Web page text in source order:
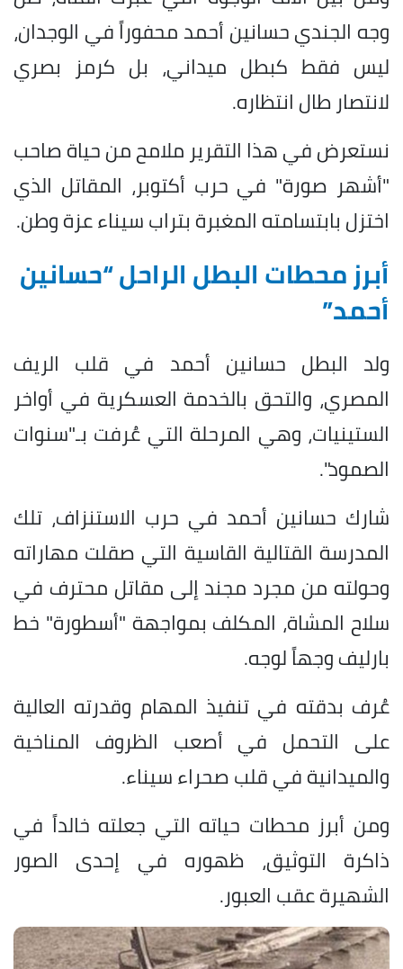
وجه الجندي حسانين أحمد محفوراً في الوجدان،
ليس فقط كبطل ميداني، بل كرمز بصري
لانتصار طال انتظاره.
نستعرض في هذا التقرير ملامح من حياة صاحب
"أشهر صورة" في حرب أكتوبر، المقاتل الذي
اختزل بابتسامته المغبرة بتراب سيناء عزة وطن.
أبرز محطات البطل الراحل “حسانين
أحمد”
ولد البطل حسانين أحمد في قلب الريف
المصري، والتحق بالخدمة العسكرية في أواخر
الستينيات، وهي المرحلة التي عُرفت بـ"سنوات
الصمود".
شارك حسانين أحمد في حرب الاستنزاف، تلك
المدرسة القتالية القاسية التي صقلت مهاراته
وحولته من مجرد مجند إلى مقاتل محترف في
سلاح المشاة، المكلف بمواجهة "أسطورة" خط
بارليف وجهاً لوجه.
عُرف بدقته في تنفيذ المهام وقدرته العالية
على التحمل في أصعب الظروف المناخية
والميدانية في قلب صحراء سيناء.
ومن أبرز محطات حياته التي جعلته خالداً في
ذاكرة التوثيق، ظهوره في إحدى الصور
الشهيرة عقب العبور.